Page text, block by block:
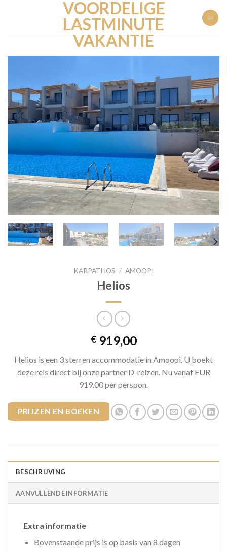
VOORDELIGE
LASTMINUTE
VAKANTIE
KARPATHOS / AMOOPI
Helios
€919,00
Helios is een 3 sterren accommodatie in Amoopi. U boekt
deze reis direct bij onze partner D-reizen. Nu vanaf EUR
919.00 per persoon.
PRIJZEN EN BOEKEN
BESCHRIJVING
AANVULLENDE INFORMATIE
Extra informatie
Bovenstaande prijs is op basis van 8 dagen